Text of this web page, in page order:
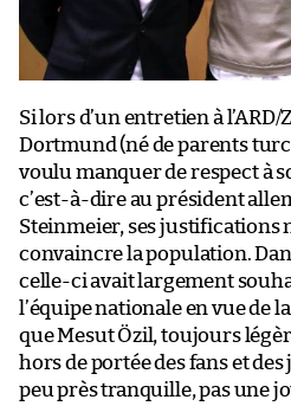
Si lors d’un entretien à
Dortmund (né de parents
voulu manquer de respect à
c’est-à-dire au président
Steinmeier, ses justifications
convaincre la population.
celle-ci avait largement
l’équipe nationale en vue de
que Mesut Özil, toujours
hors de portée des fans et
peu près tranquille, pas une